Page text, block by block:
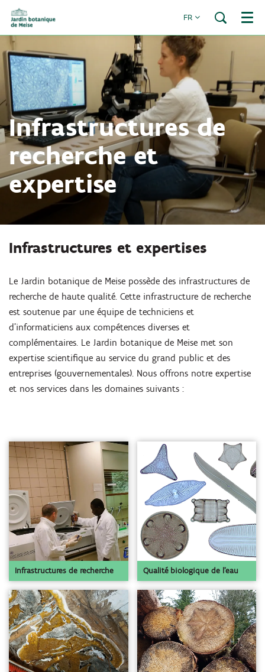
FR Menu
Infrastructures de
recherche et
expertise
Infrastructures et expertises
Le Jardin botanique de Meise possède des infrastructures de
recherche de haute qualité. Cette infrastructure de recherche
est soutenue par une équipe de techniciens et
d’informaticiens aux compétences diverses et
complémentaires. Le Jardin botanique de Meise met son
expertise scientifique au service du grand public et des
entreprises (gouvernementales). Nous offrons notre expertise
et nos services dans les domaines suivants :
Infrastructures de recherche Qualité biologique de l'eau